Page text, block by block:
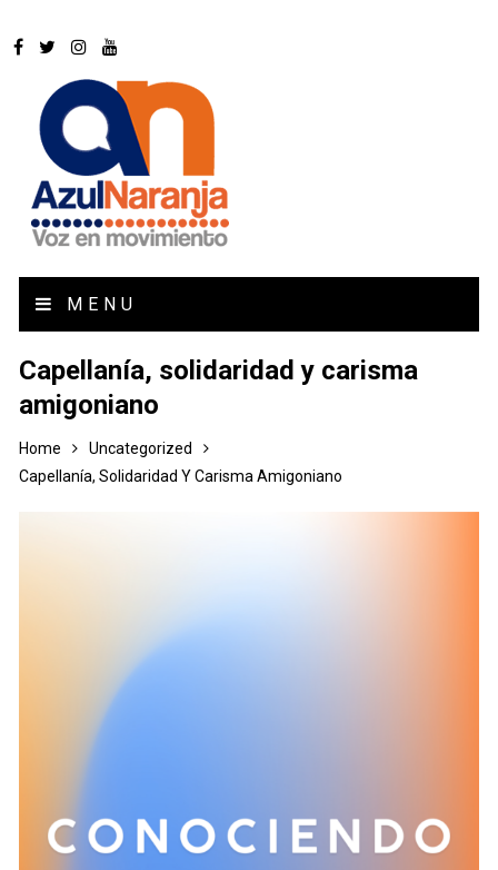
MENU
Capellanía, solidaridad y carisma
amigoniano
Home
Uncategorized
Capellanía, Solidaridad Y Carisma Amigoniano